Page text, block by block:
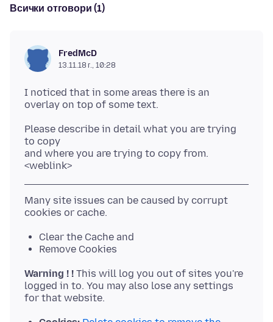
Всички отговори (1)
FredMcD
13.11.18 г., 10:28
I noticed that in some areas there is an
Please describe in detail what you are trying
to copy
and where you are trying to copy from.
Many site issues can be caused by corrupt
Clear the Cache and
Remove Cookies
Warning ! ! This will log you out of sites you're
logged in to. You may also lose any settings